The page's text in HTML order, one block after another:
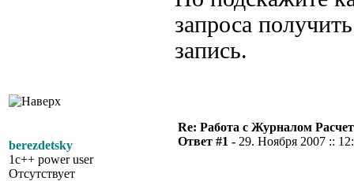
запроса
запись.
berezdetsky
1c++ power user
Отсутствует
Re: Работа с Журналом
Ответ #1 - 29. Ноября 2007 ::